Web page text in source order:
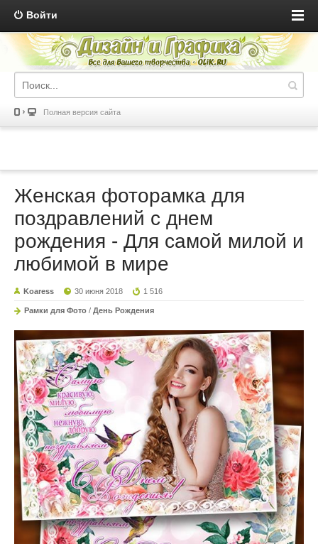
Войти
Полная версия сайта
Женская фоторамка для
поздравлений с днем
рождения - Для самой милой и
любимой в мире
Koaress 30 июня 2018 1 516
Рамки для Фото / День Рождения